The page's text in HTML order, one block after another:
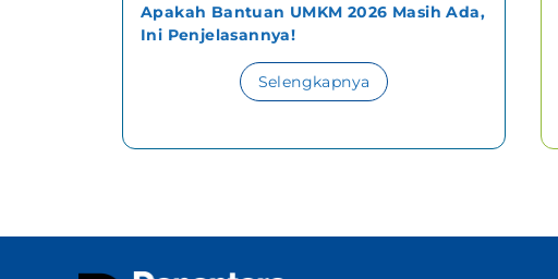
Apakah Bantuan UMKM 2026 Masih Ada,
Ini Penjelasannya!
Selengkapnya